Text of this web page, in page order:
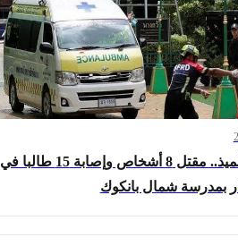
المنفّذ تلميذ.. مقتل 8 أشخاص وإصابة 15 طالبا في
بمدرسة شمال بانكوك